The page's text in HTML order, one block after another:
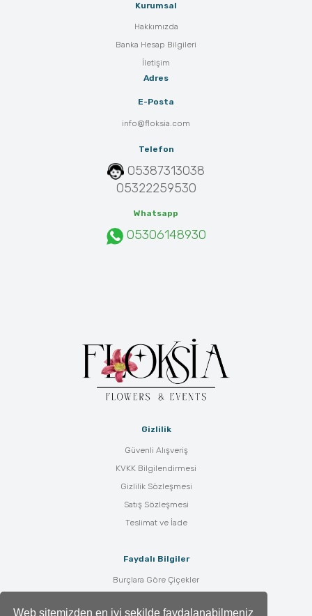
Web sitemizden en iyi şekilde faydalanabilmeniz
Kurumsal
Hakkımızda
Banka Hesap Bilgileri
İletişim
Adres
E-Posta
info@floksia.com
Telefon
05387313038
05322259530
Whatsapp
05306148930
Gizlilik
Güvenli Alışveriş
KVKK Bilgilendirmesi
Gizlilik Sözleşmesi
Satış Sözleşmesi
Teslimat ve İade
Faydalı Bilgiler
Burçlara Göre Çiçekler